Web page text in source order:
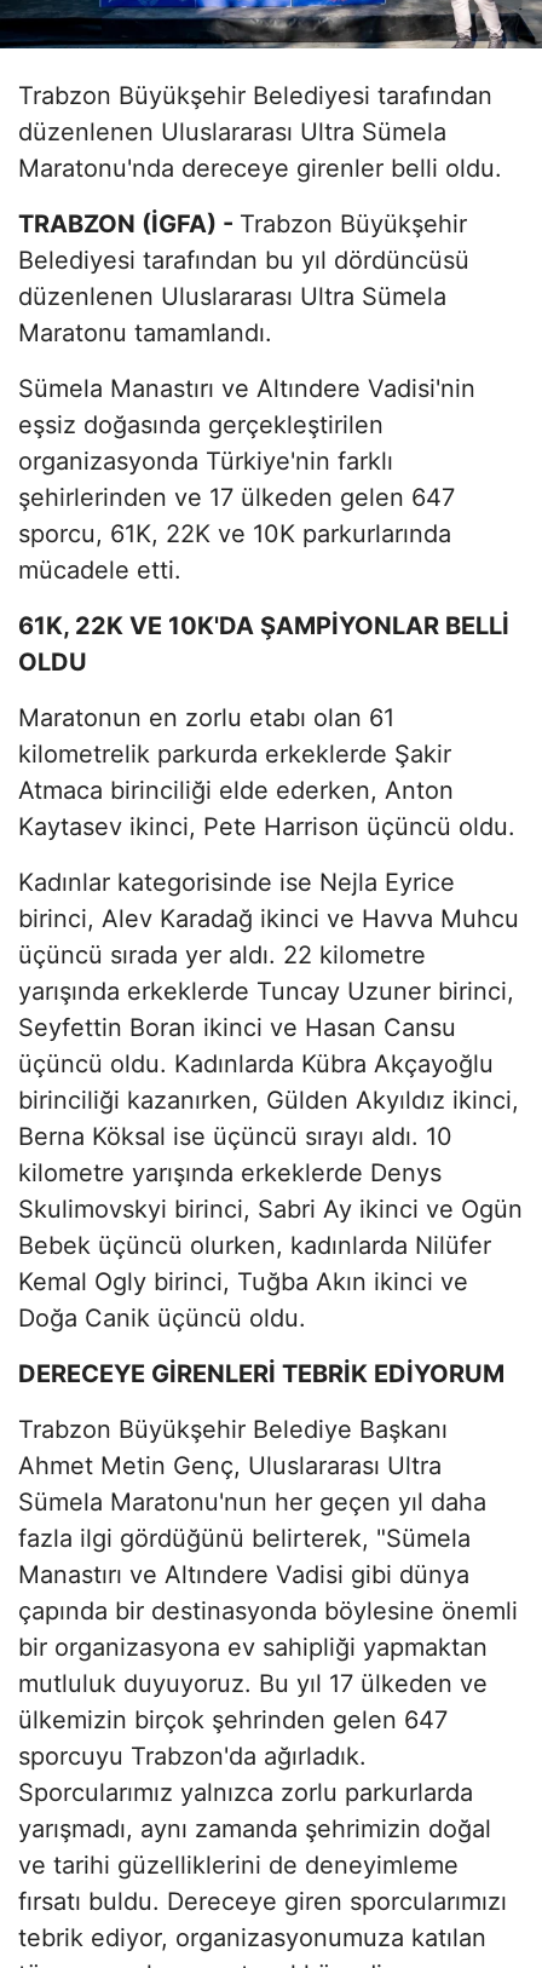
Trabzon Büyükşehir Belediyesi tarafından
düzenlenen Uluslararası Ultra Sümela
Maratonu'nda dereceye girenler belli oldu.
TRABZON (İGFA) - Trabzon Büyükşehir
Belediyesi tarafından bu yıl dördüncüsü
düzenlenen Uluslararası Ultra Sümela
Maratonu tamamlandı.
Sümela Manastırı ve Altındere Vadisi'nin
eşsiz doğasında gerçekleştirilen
organizasyonda Türkiye'nin farklı
şehirlerinden ve 17 ülkeden gelen 647
sporcu, 61K, 22K ve 10K parkurlarında
mücadele etti.
61K, 22K VE 10K'DA ŞAMPİYONLAR BELLİ
OLDU
Maratonun en zorlu etabı olan 61
kilometrelik parkurda erkeklerde Şakir
Atmaca birinciliği elde ederken, Anton
Kaytasev ikinci, Pete Harrison üçüncü oldu.
Kadınlar kategorisinde ise Nejla Eyrice
birinci, Alev Karadağ ikinci ve Havva Muhcu
üçüncü sırada yer aldı. 22 kilometre
yarışında erkeklerde Tuncay Uzuner birinci,
Seyfettin Boran ikinci ve Hasan Cansu
üçüncü oldu. Kadınlarda Kübra Akçayoğlu
birinciliği kazanırken, Gülden Akyıldız ikinci,
Berna Köksal ise üçüncü sırayı aldı. 10
kilometre yarışında erkeklerde Denys
Skulimovskyi birinci, Sabri Ay ikinci ve Ogün
Bebek üçüncü olurken, kadınlarda Nilüfer
Kemal Ogly birinci, Tuğba Akın ikinci ve
Doğa Canik üçüncü oldu.
DERECEYE GİRENLERİ TEBRİK EDİYORUM
Trabzon Büyükşehir Belediye Başkanı
Ahmet Metin Genç, Uluslararası Ultra
Sümela Maratonu'nun her geçen yıl daha
fazla ilgi gördüğünü belirterek, "Sümela
Manastırı ve Altındere Vadisi gibi dünya
çapında bir destinasyonda böylesine önemli
bir organizasyona ev sahipliği yapmaktan
mutluluk duyuyoruz. Bu yıl 17 ülkeden ve
ülkemizin birçok şehrinden gelen 647
sporcuyu Trabzon'da ağırladık.
Sporcularımız yalnızca zorlu parkurlarda
yarışmadı, aynı zamanda şehrimizin doğal
ve tarihi güzelliklerini de deneyimleme
fırsatı buldu. Dereceye giren sporcularımızı
tebrik ediyor, organizasyonumuza katılan